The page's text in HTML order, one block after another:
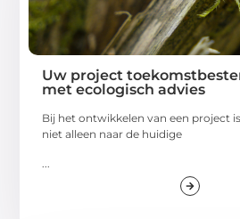
Uw project
met ecologisch advies
Bij het ontwikkelen van een project
niet alleen naar de huidige